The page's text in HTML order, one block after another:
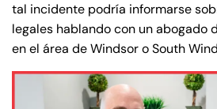
tal incidente podría informarse
legales hablando con un abogado
en el área de Windsor o South